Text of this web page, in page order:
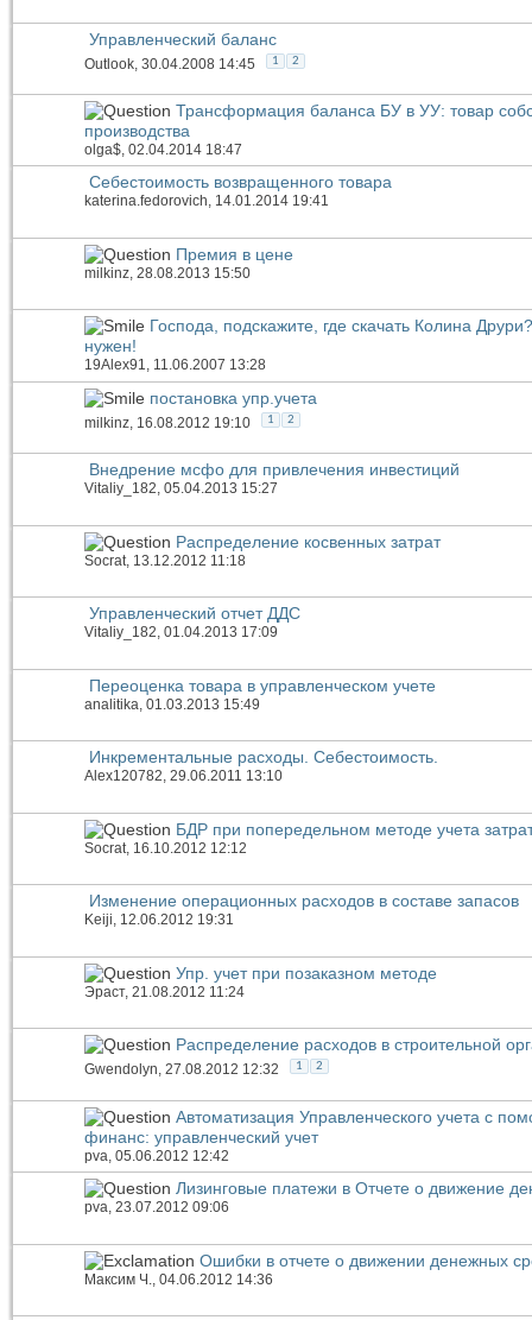
Управленческий баланс
Outlook , 30.04.2008 14:45 1 2
Трансформация баланса БУ в УУ: товар
производства
olga$, 02.04.2014 18:47
Себестоимость возвращенного товара
katerina.fedorovich, 14.01.2014 19:41
Премия в цене
milkinz, 28.08.2013 15:50
Господа, подскажите, где скачать Колина
нужен!
19Alex91, 11.06.2007 13:28
постановка упр.учета
milkinz, 16.08.2012 19:10 1 2
Внедрение мсфо для привлечения инвестиций
Vitaliy_182, 05.04.2013 15:27
Распределение косвенных затрат
Socrat, 13.12.2012 11:18
Управленческий отчет ДДС
Vitaliy_182, 01.04.2013 17:09
Переоценка товара в управленческом учете
analitika , 01.03.2013 15:49
Инкрементальные расходы. Себестоимость.
Alex120782, 29.06.2011 13:10
БДР при попередельном методе учета
Socrat , 16.10.2012 12:12
Изменение операционных расходов в составе запасов
Keiji, 12.06.2012 19:31
Упр. учет при позаказном методе
Эраст, 21.08.2012 11:24
Распределение расходов в строительной
Gwendolyn, 27.08.2012 12:32 1 2
Автоматизация Управленческого учета с
финанс: управленческий учет
pva , 05.06.2012 12:42
Лизинговые платежи в Отчете о движение
pva, 23.07.2012 09:06
Ошибки в отчете о движении денежных
Максим Ч. , 04.06.2012 14:36